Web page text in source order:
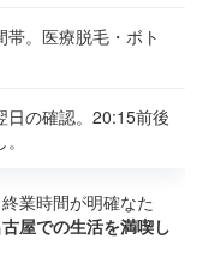
。医療脱毛・ボト
日の確認。20:15前後
業時間が明確なた
屋での生活を満喫し